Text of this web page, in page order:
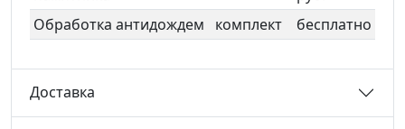
Обработка антидождем
комплект бесплатно
Доставка